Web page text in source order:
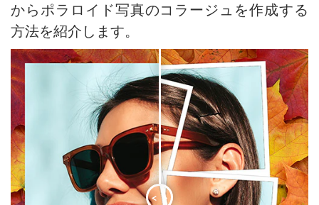
からポラロイド写真のコラージュを作成する
方法を紹介します。
< >